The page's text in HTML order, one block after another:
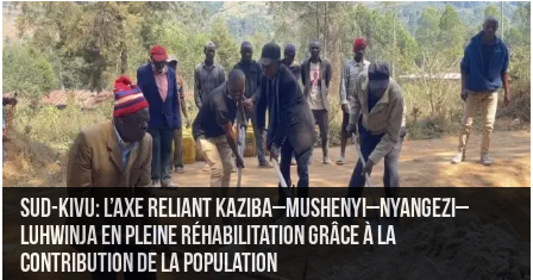
RDC : SOMIKA, CDM et CHEMAF excelle dans des graves
pollutions environnementales des entreprises minières,
IRDH dénonce !
Sud-Kivu: l’axe reliant Kaziba–Mushenyi–Nyangezi–
Luhwinja en pleine réhabilitation grâce à la
contribution de la population
RDC : Perenco procède au torchage de gaz et au brûlage
de déchets, qui contribue à la dégradation de la qualité
de l’air (rapport HRW)
La consommation mondiale de drogue atteint un niveau
record
Ituri : Trois morts dans un effondrement d’immeuble à
Bunia